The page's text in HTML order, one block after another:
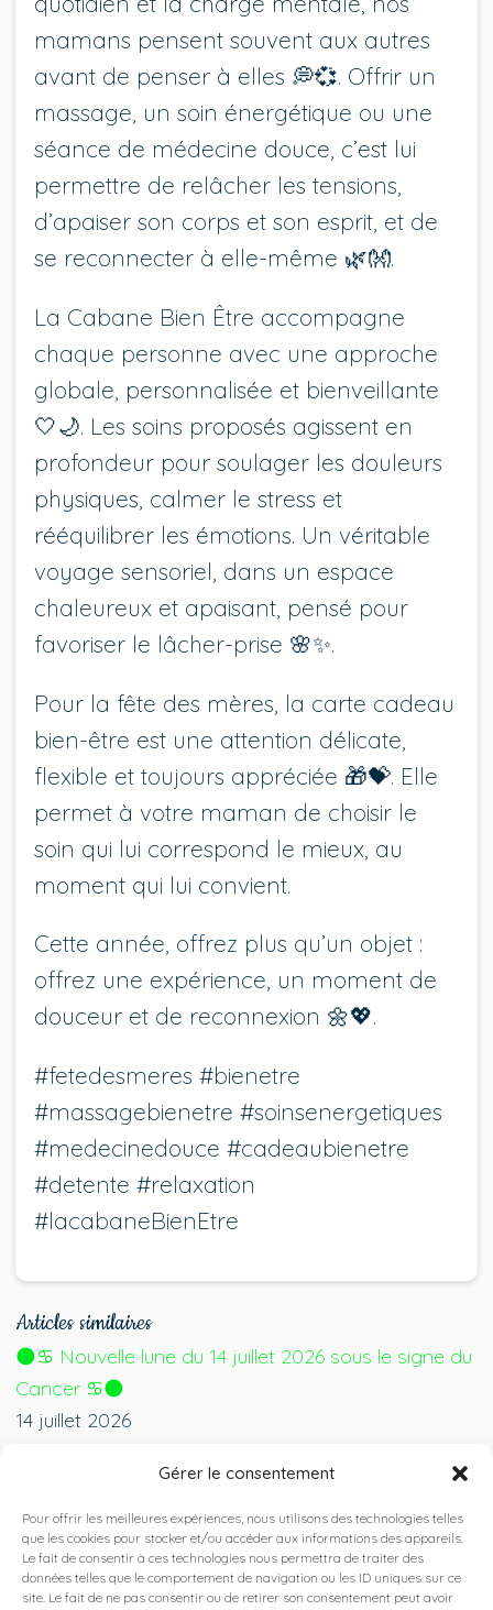
Gérer le consentement
Pour offrir les meilleures expériences, nous utilisons des technologies telles
que les cookies pour stocker et/ou accéder aux informations des appareils.
Le fait de consentir à ces technologies nous permettra de traiter des
données telles que le comportement de navigation ou les ID uniques sur ce
site. Le fait de ne pas consentir ou de retirer son consentement peut avoir
mamans pensent souvent aux autres
avant de penser à elles 💭💞. Offrir un
massage, un soin énergétique ou une
séance de médecine douce, c’est lui
permettre de relâcher les tensions,
d’apaiser son corps et son esprit, et de
se reconnecter à elle-même 🌿👐.
La Cabane Bien Être accompagne
chaque personne avec une approche
globale, personnalisée et bienveillante
🤍🌙. Les soins proposés agissent en
profondeur pour soulager les douleurs
physiques, calmer le stress et
rééquilibrer les émotions. Un véritable
voyage sensoriel, dans un espace
chaleureux et apaisant, pensé pour
favoriser le lâcher-prise 🌸✨.
Pour la fête des mères, la carte cadeau
bien-être est une attention délicate,
flexible et toujours appréciée 🎁💝. Elle
permet à votre maman de choisir le
soin qui lui correspond le mieux, au
moment qui lui convient.
Cette année, offrez plus qu’un objet :
offrez une expérience, un moment de
douceur et de reconnexion 🌼💖.
#fetedesmeres #bienetre
#massagebienetre #soinsenergetiques
#medecinedouce #cadeaubienetre
#detente #relaxation
#lacabaneBienEtre
Articles similaires
🌑♋ Nouvelle lune du 14 juillet 2026 sous le signe du
Cancer ♋🌑
14 juillet 2026
Bien Être à votre papa 💙🎩
15 juin 2026
🌸💖 Offrez le bien-être à votre maman pour la fête
des mères 💖🌸